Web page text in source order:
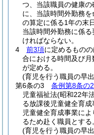
つ、当該職員の健康
に、当該時間外勤務
の算定に係る1年の末
当該時間外勤務に係
ければならない。
4
前3項に定めるもの
合における時間及び
が定める。
(育児を行う職員の早
第6条の3
条例第8条の
児童福祉法(昭和22年
る放課後児童健全育
児童健全育成事業に
るため赴く職員とする
(育児を行う職員の早